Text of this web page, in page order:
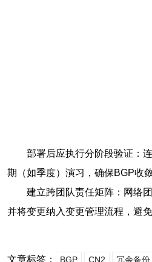
部署后应执行分阶段验证：
期（如季度）演习，确保BGP收
建立跨团队责任矩阵：网络
并将变更纳入变更管理流程，避
文章标签： BGP CN2 冗余备份